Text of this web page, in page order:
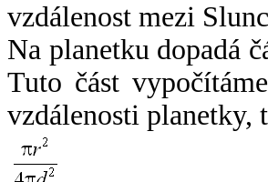
vzdálenost mezi
Na planetku dopadá
Tuto část
vzdálenosti planetky,